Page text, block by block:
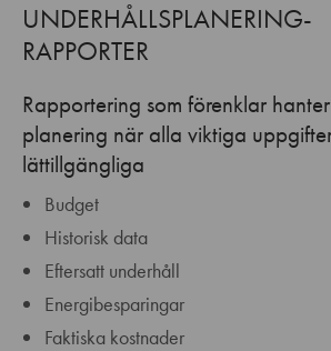
UNDERHÅLLSPLANERING-
RAPPORTER
Rapportering som förenklar
planering när alla viktiga
lättillgängliga
Budget
Historisk data
Eftersatt underhåll
Energibesparingar
Faktiska kostnader